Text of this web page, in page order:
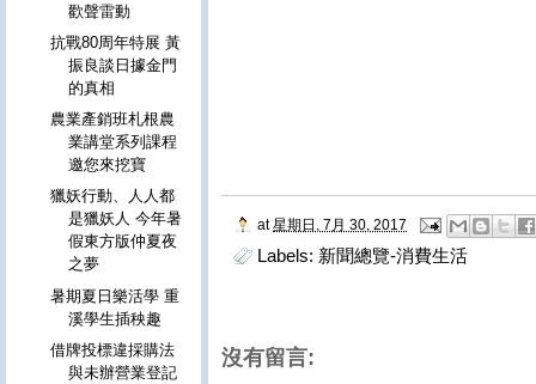
at 星期日, 7月 30, 2017
Labels: 新聞總覽-消費生活
沒有留言:
歡聲雷動
抗戰80周年特展 黃
振良談日據金門
的真相
農業產銷班札根農
業講堂系列課程
邀您來挖寶
獵妖行動、人人都
是獵妖人 今年暑
假東方版仲夏夜
之夢
暑期夏日樂活學 重
溪學生插秧趣
借牌投標違採購法
與未辦營業登記